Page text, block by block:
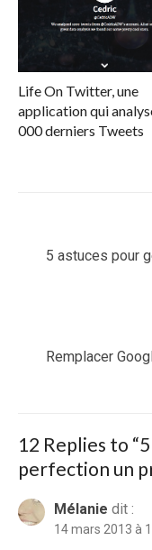
Life On Twitter, une
application qui
000 derniers Tweets
Previous
5 astuces pour
NextRemplacer
12 Replies to “
perfection un
Mélanie dit :
14 mars 2013 à